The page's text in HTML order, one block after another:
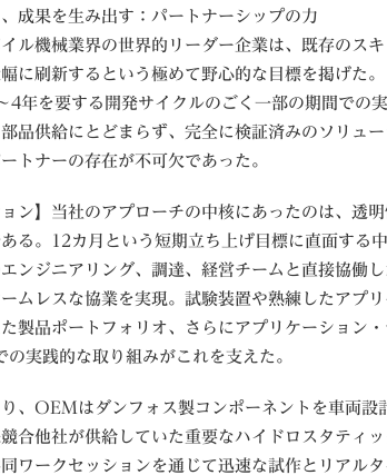
、成果を生み出す：パートナーシップの力
イル機械業界の世界的リーダー企業は、既存のス
に刷新するという極めて野心的な目標を掲げた
4年を要する開発サイクルのごく一部の期間での
品供給にとどまらず、完全に検証済みのソリュ
トナーの存在が不可欠であった。
ョン】当社のアプローチの中核にあったのは、透
る。12カ月という短期立ち上げ目標に直面する
ンジニアリング、調達、経営チームと直接協働
ムレスな協業を実現。試験装置や熟練したアプ
製品ポートフォリオ、さらにアプリケーション
実践的な取り組みがこれを支えた。
、OEMはダンフォス製コンポーネントを車両設
合他社が供給していた重要なハイドロスタティ
ワークセッションを通じて迅速な試作とリアル